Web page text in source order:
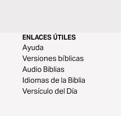
ENLACES ÚTILES
Ayuda
Versiones bíblicas
Audio Biblias
Idiomas de la Biblia
Versículo del Día